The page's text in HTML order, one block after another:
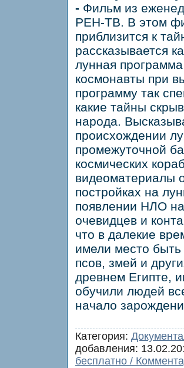
- Фильм из
РЕН-ТВ. В этом
приблизится к
рассказывается
лунная
космонавты при
программу так
какие тайны
народа.
происхождении
промежуточной
космических
видеоматериалы
постройках на
появлении НЛО
очевидцев и
что в далекие
имели место
псов, змей и
древнем Египте,
обучили людей
начало
Категория:
добавления:
бесплатно /